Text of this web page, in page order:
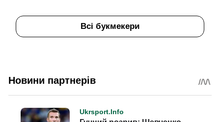
Всі букмекери